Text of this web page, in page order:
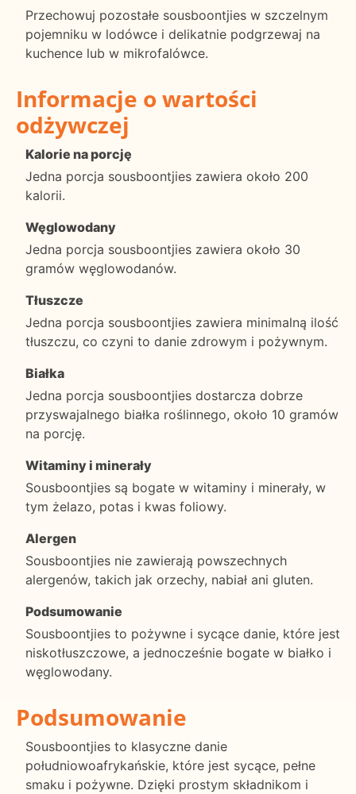
Przechowuj pozostałe sousboontjies w szczelnym
pojemniku w lodówce i delikatnie podgrzewaj na
kuchence lub w mikrofalówce.
Informacje o wartości
odżywczej
Kalorie na porcję
Jedna porcja sousboontjies zawiera około 200
kalorii.
Węglowodany
Jedna porcja sousboontjies zawiera około 30
gramów węglowodanów.
Tłuszcze
Jedna porcja sousboontjies zawiera minimalną ilość
tłuszczu, co czyni to danie zdrowym i pożywnym.
Białka
Jedna porcja sousboontjies dostarcza dobrze
przyswajalnego białka roślinnego, około 10 gramów
na porcję.
Witaminy i minerały
Sousboontjies są bogate w witaminy i minerały, w
tym żelazo, potas i kwas foliowy.
Alergen
Sousboontjies nie zawierają powszechnych
alergenów, takich jak orzechy, nabiał ani gluten.
Podsumowanie
Sousboontjies to pożywne i sycące danie, które jest
niskotłuszczowe, a jednocześnie bogate w białko i
węglowodany.
Podsumowanie
Sousboontjies to klasyczne danie
południowoafrykańskie, które jest sycące, pełne
smaku i pożywne. Dzięki prostym składnikom i